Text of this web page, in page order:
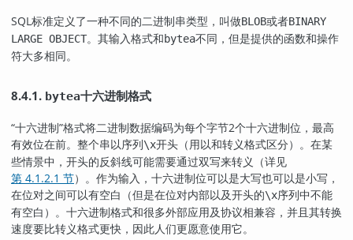
SQL标准定义了一种不同的二进制串类型，叫做BLOB或者BINARY
LARGE OBJECT。其输入格式和bytea不同，但是提供的函数和操作
符大多相同。
8.4.1. bytea十六进制格式
“十六进制”格式将二进制数据编码为每个字节2个十六进制位，最高
有效位在前。整个串以序列\x开头（用以和转义格式区分）。在某
些情景中，开头的反斜线可能需要通过双写来转义（详见
第 4.1.2.1 节）。作为输入，十六进制位可以是大写也可以是小写，
在位对之间可以有空白（但是在位对内部以及开头的\x序列中不能
有空白）。十六进制格式和很多外部应用及协议相兼容，并且其转换
速度要比转义格式更快，因此人们更愿意使用它。